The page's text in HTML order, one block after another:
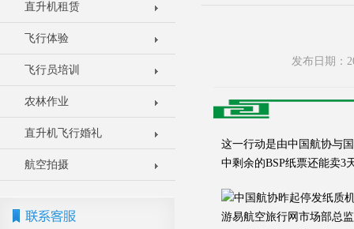
直升机租赁
飞行体验
飞行员培训
农林作业
直升机飞行婚礼
航空拍摄
发布日期：
这一行动是由中国航协与
中剩余的BSP纸票还能卖3
游易航空旅行网市场部总